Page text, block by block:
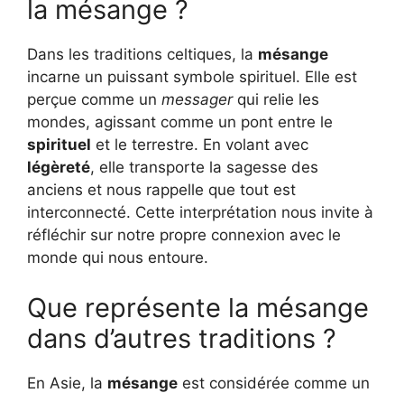
la mésange ?
Dans les traditions celtiques, la mésange
incarne un puissant symbole spirituel. Elle est
perçue comme un messagerqui relie les
mondes, agissant comme un pont entre le
spirituel et le terrestre. En volant avec
légèreté, elle transporte la sagesse des
anciens et nous rappelle que tout est
interconnecté. Cette interprétation nous invite à
réfléchir sur notre propre connexion avec le
monde qui nous entoure.
Que représente la mésange
dans d’autres traditions ?
En Asie, la mésange est considérée comme un